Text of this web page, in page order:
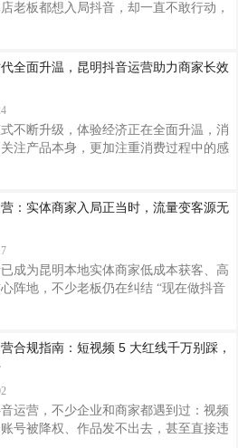
音算法依靠账号标签匹配用户，没有前
标签杂乱，平台无法识别你的产品
老板都想入局抖音，却一直不敢行动，
不起来，不是你不会拍，只是没有找准
营方法。昆明微正抖音运营团队，深耕
视频代运营，帮众多门店走出流量误
获客增长。很多实体店老板内心都有同
做短视频引流，又担心出镜紧张、内容
没播放、投入没回报。其实做抖音短视
害怕，也不用盲目跟风拍摄。抖音的流
，核心就是精准定位 + 正确运营方
全面升温，昆明抖音运营助力商家长效
不断升级，体验经济正在全面升温，消
注产品本身，更加注重消费过程中的感
性推销式营销逐渐失效，依托短视频打
内容，成为实体商家转型的关键，而专
运营，正是企业抓住新消费风口的核心
费市场早已发生深刻变革，大众消费需
转向品质消费、体验消费。无论是餐饮
闲、生活服务还是本地实体行业，用户
场景、特色服务、个性化体验买单。单
优势逐渐弱化，能否打造差异化
：实体商家入局正当时，流量变客源无
成为昆明本地实体商家低成本获客、高
阵地，不少老板仍在纠结 “现在做抖音
品，在昆明做抖音永远来得及，真正来
续观望、迟迟不行动。观望带来的差距
。昆明不少同行已通过抖音运营实现门
咨询不断，甚至在本地流量市场建立起
观仍在犹豫的商家，连第一条视频都未
入局时，追赶难度将大幅增加。我们服
客户中，大量 0 粉账号快速起量，即便
合规指南：短视频 5 大红线千万别踩，
运营，不少企业和商家都遇到过：视频
号被降权、作品发不出去，甚至直接违